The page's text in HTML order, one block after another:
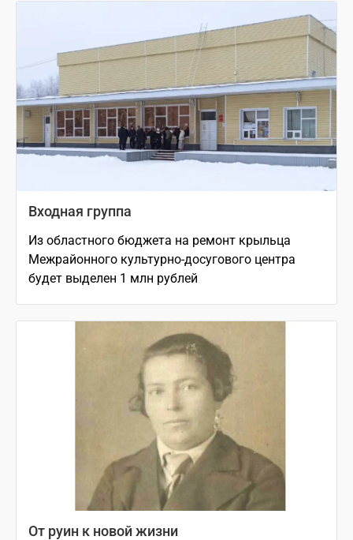
Входная группа
Из областного бюджета на ремонт крыльца
Межрайонного культурно-досугового центра
будет выделен 1 млн рублей
От руин к новой жизни